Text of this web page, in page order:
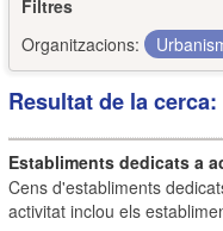
Filtres
Organitzacions:
Resultat de la
Establiments dedicats a
Cens d'establiments
activitat inclou els